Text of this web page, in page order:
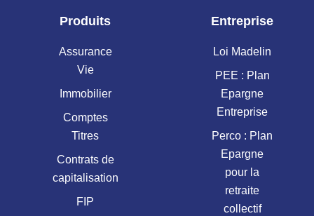
Produits
Assurance
Vie
Immobilier
Comptes
Titres
Contrats de
capitalisation
FIP
Entreprise
Loi Madelin
PEE : Plan
Epargne
Entreprise
Perco : Plan
Epargne
pour la
retraite
collectif